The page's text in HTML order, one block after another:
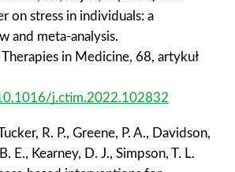
on stress in individuals: a
and meta-analysis.
in Medicine, 68, artykuł
j.ctim.2022.102832
R. P., Greene, P. A., Davidson,
E., Kearney, D. J., Simpson, T. L.